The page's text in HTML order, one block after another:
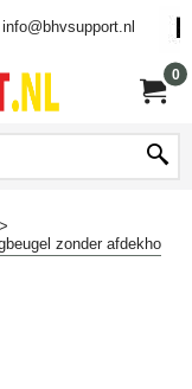
0
zonder afdekhoes